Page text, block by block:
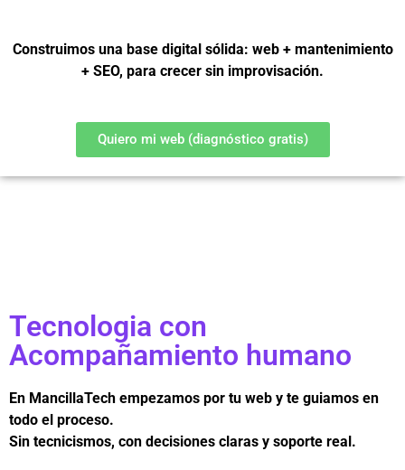
Construimos una base digital sólida: web + mantenimiento
+ SEO, para crecer sin improvisación.
Quiero mi web (diagnóstico gratis)
Tecnologia con
Acompañamiento humano
En MancillaTech empezamos por tu web y te guiamos en
todo el proceso.
Sin tecnicismos, con decisiones claras y soporte real.